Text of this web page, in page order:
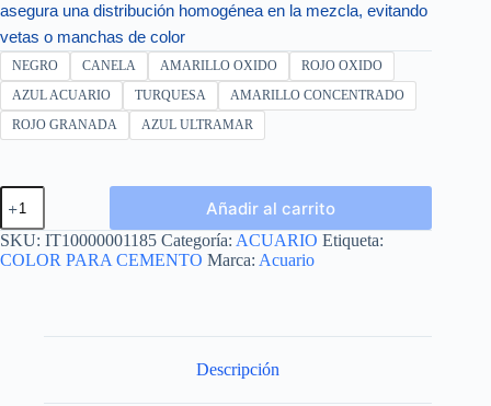
asegura una distribución homogénea en la mezcla, evitando
vetas o manchas de color
NEGRO CANELA AMARILLO OXIDO
ROJO OXIDO
AZUL ACUARIO
TURQUESA
AMARILLO CONCENTRADO
ROJO GRANADA
AZUL ULTRAMAR
COLOR
PARA
CEMENTO
KILO
cantidad
Añadir al carrito
SKU: IT10000001185 Categoría: ACUARIO Etiqueta:
COLOR PARA CEMENTO Marca: Acuario
Descripción